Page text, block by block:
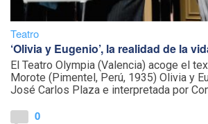
Teatro
‘Olivia y Eugenio’, la realidad de la
El Teatro Olympia (Valencia) acoge el
Morote (Pimentel, Perú, 1935) Olivia y
José Carlos Plaza e interpretada por
0